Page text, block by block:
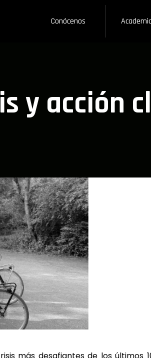
Conócenos
y acción
más desafiantes de los últimos